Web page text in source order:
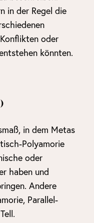
in der Regel die
oder
könnten.
in dem Metas
Polyamorie
oder
haben und
Andere
Parallel-